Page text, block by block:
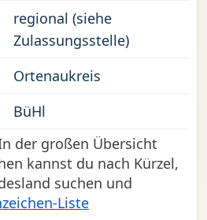
regional (siehe
Zulassungsstelle)
Ortenaukreis
BüHl
der großen Übersicht
kannst du nach Kürzel,
suchen und
Liste